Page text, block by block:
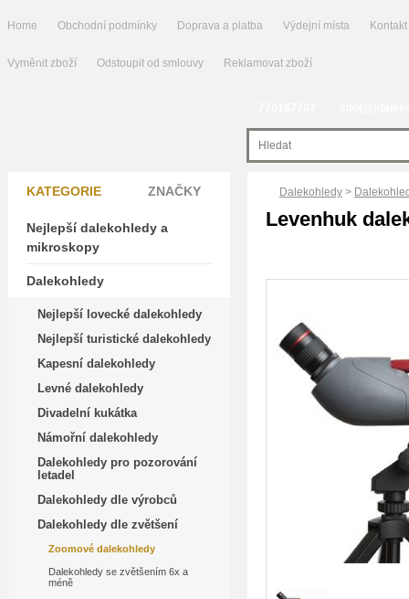
Home Obchodní podmínky Doprava a platba Výdejní místa Kontakt
Vyměnit zboží Odstoupit od smlouvy Reklamovat zboží
Dalekohledy >
Levenhuk
KATEGORIE ZNAČKY
Nejlepší dalekohledy a
mikroskopy
Dalekohledy
Nejlepší lovecké dalekohledy
Nejlepší turistické dalekohledy
Kapesní dalekohledy
Levné dalekohledy
Divadelní kukátka
Námořní dalekohledy
Dalekohledy pro pozorování
letadel
Dalekohledy dle výrobců
Dalekohledy dle zvětšení
Zoomové dalekohledy
Dalekohledy se zvětšením 6x a
méně